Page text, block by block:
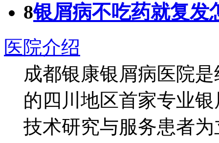
8银屑病不吃药就复发
医院介绍
成都银康银屑病医院
的四川地区首家专业
技术研究与服务患者